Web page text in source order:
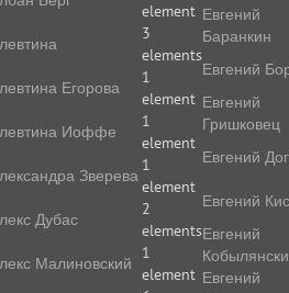
element
3
elements
Егорова
1
element
Иоффе
1
element
Зве­ре­ва
1
element
Дубас
2
elements
Малиновский
1
element
Евгений
Баранкин
Евгений
Евгений
Гришковец
Евгений
Евгений
Евгений
Евгений